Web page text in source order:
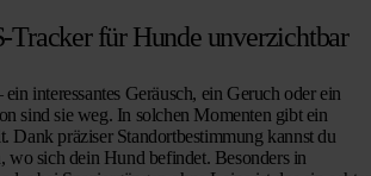
Tracker für Hunde unverzichtbar
interessantes Geräusch, ein Geruch oder ein
sind sie weg. In solchen Momenten gibt ein
Dank präziser Standortbestimmung kannst du
wo sich dein Hund befindet. Besonders in